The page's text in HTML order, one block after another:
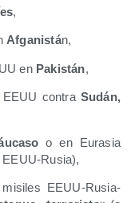
,
Afga­nis­tán,
enPakis­tán,
con­tra Sudán,
o en Eura­sia
Rusia),
EEUU-Rusia-